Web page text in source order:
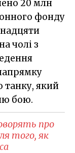
20 млн
фонду
чолі з
танку, який
бою.
про
того, як